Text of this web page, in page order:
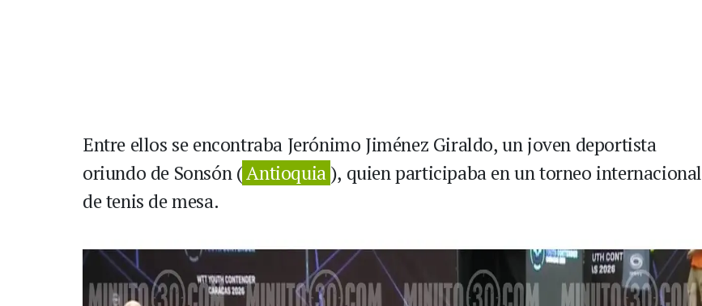
Entre ellos se encontraba Jerónimo Jiménez Giraldo, un joven deportista
oriundo de Sonsón (Antioquia), quien participaba en un torneo internacional
de tenis de mesa.